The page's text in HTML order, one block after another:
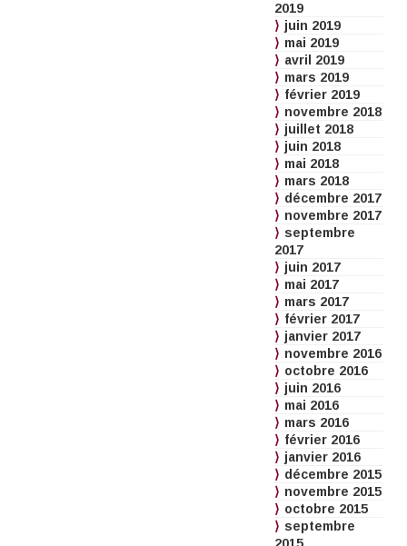
2019
juin 2019
mai 2019
avril 2019
mars 2019
février 2019
novembre 2018
juillet 2018
juin 2018
mai 2018
mars 2018
décembre 2017
novembre 2017
septembre
2017
juin 2017
mai 2017
mars 2017
février 2017
janvier 2017
novembre 2016
octobre 2016
juin 2016
mai 2016
mars 2016
février 2016
janvier 2016
décembre 2015
novembre 2015
octobre 2015
septembre